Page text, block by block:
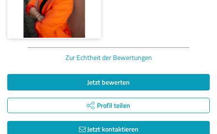
Zur Echtheit der Bewertungen
Jetzt bewerten
Profil teilen
Jetzt kontaktieren